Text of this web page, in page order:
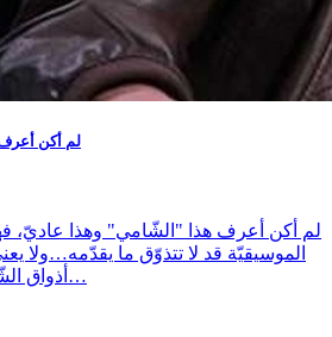
لم أكن
لم أكن أعرف هذا "الشّامي" وهذا عاديّ،
الموسيقيّة قد لا تتذوّق ما يقدّمه…ولا
أذواق الشّباب الّذين يحبّونه…فلكلّ…